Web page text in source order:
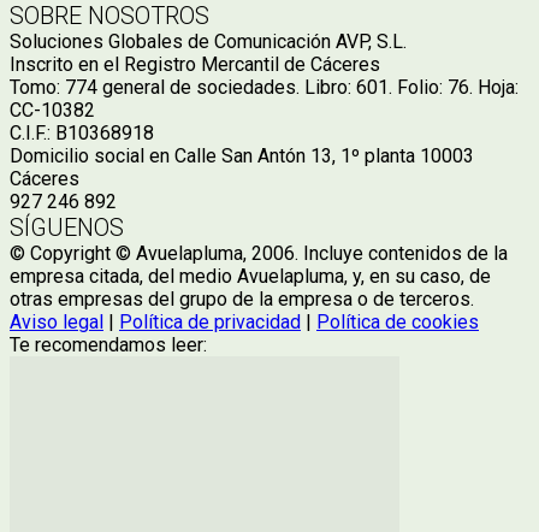
SOBRE NOSOTROS
Soluciones Globales de Comunicación AVP, S.L.
Inscrito en el Registro Mercantil de Cáceres
Tomo: 774 general de sociedades. Libro: 601. Folio: 76. Hoja:
CC-10382
C.I.F.: B10368918
Domicilio social en Calle San Antón 13, 1º planta 10003
Cáceres
927 246 892
SÍGUENOS
© Copyright © Avuelapluma, 2006. Incluye contenidos de la
empresa citada, del medio Avuelapluma, y, en su caso, de
otras empresas del grupo de la empresa o de terceros.
Aviso legal
Política de privacidad
Política de cookies
Te recomendamos leer: